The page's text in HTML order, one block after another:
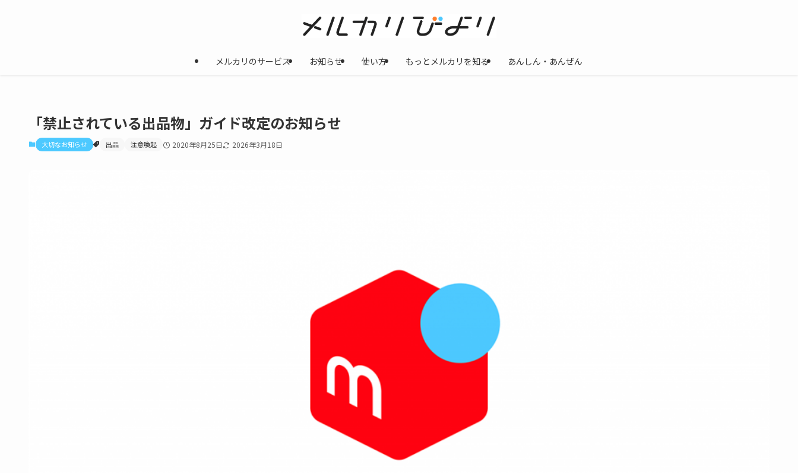
メルカリのサービス お知らせ 使い方 もっとメルカリを知る あんしん・あんぜん
「禁止されている出品物」ガイド改定のお知らせ
大切なお知らせ 出品 注意喚起 2020年8月25日 2026年3月18日